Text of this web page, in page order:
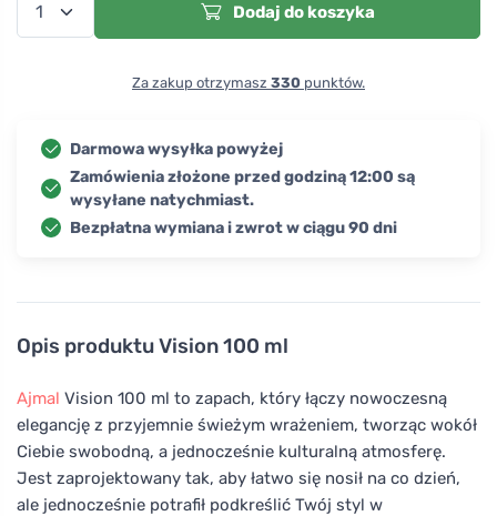
Opis produktuVision 100 ml
Ajmal Vision 100 ml to zapach, który łączy nowoczesną
elegancję z przyjemnie świeżym wrażeniem, tworząc wokół
Ciebie swobodną, a jednocześnie kulturalną atmosferę.
Jest zaprojektowany tak, aby łatwo się nosił na co dzień,
ale jednocześnie potrafił podkreślić Twój styl w
Dodaj do koszyka
Za zakup otrzymasz 330 punktów.
Darmowa wysyłka powyżej
Zamówienia złożone przed godziną 12:00 są
wysyłane natychmiast.
Bezpłatna wymiana i zwrot w ciągu 90 dni